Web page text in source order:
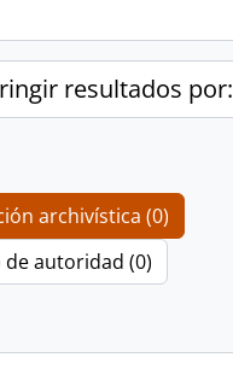
resultados por:
archivística (0)
de autoridad (0)